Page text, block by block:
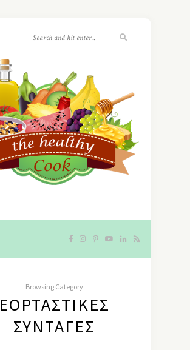
Browsing Category
ΕΟΡΤΑΣΤΙΚΈΣ
ΣΥΝΤΑΓΈΣ